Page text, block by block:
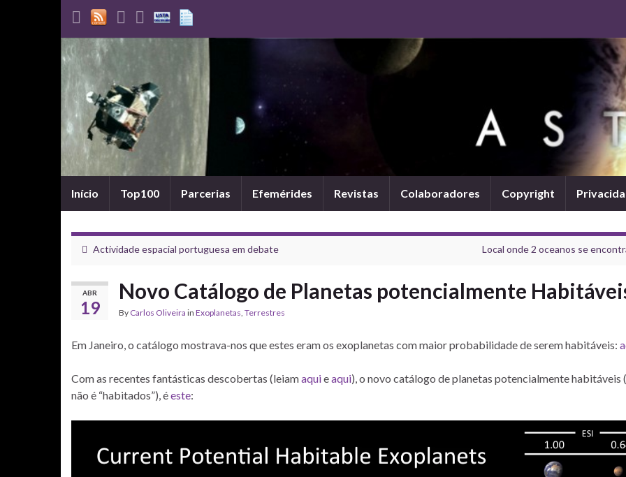
Início Top100 Parcerias Efemérides Revistas Colaboradores Copyright
Actividade espacial portuguesa em debate Local onde 2 oceanos se
ABR
19
Novo Catálogo de Planetas potencialmente
By Carlos Oliveira in Exoplanetas, Terrestres
Em Janeiro, o catálogo mostrava-nos que estes eram os exoplanetas com maior probabilidade de serem habitáveis:
Com as recentes fantásticas descobertas (leiamaquieaqui), o novo catálogo de planetas potencialmente habitáveis
não é “habitados”), éeste: